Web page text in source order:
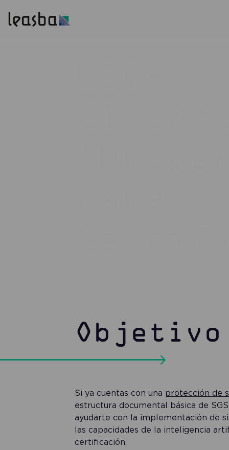
Objetivo
Si ya cuentas con una protección de
estructura documental básica de
ayudarte con la implementación de
las capacidades de la inteligencia
certificación.